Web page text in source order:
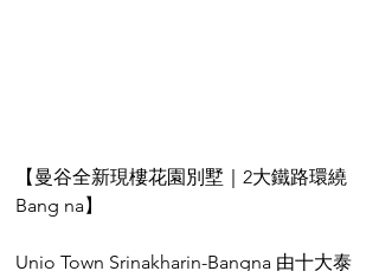
【曼谷全新現樓花園別墅｜2大鐵路環繞
Bang na】
Unio Town Srinakharin-Bangna 由十大泰